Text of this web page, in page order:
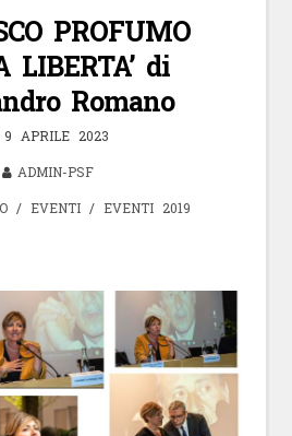
PROFUMO
LIBERTA’ di
Romano
9 APRILE 2023
ADMIN-PSF
/ EVENTI / EVENTI 2019